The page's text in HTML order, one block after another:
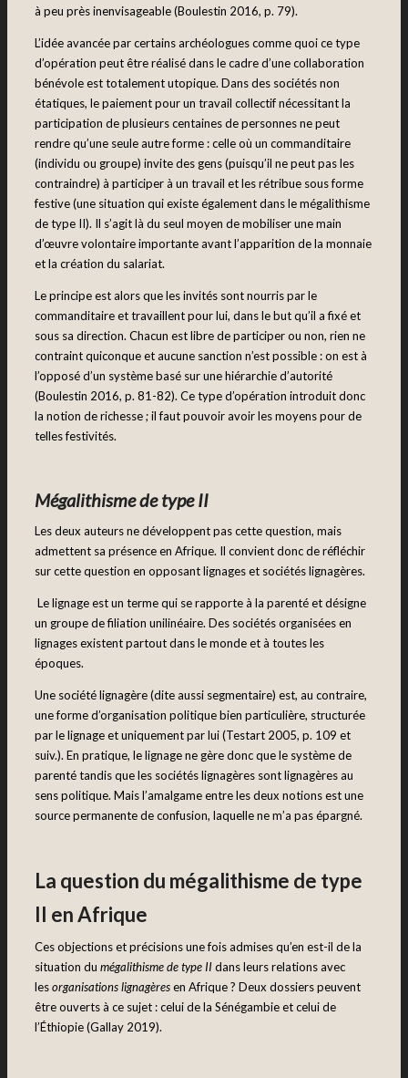
à peu près inenvisageable (Boulestin 2016, p. 79).
L’idée avancée par certains archéologues comme quoi ce type
d’opération peut être réalisé dans le cadre d’une collaboration
bénévole est totalement utopique. Dans des sociétés non
étatiques, le paiement pour un travail collectif nécessitant la
participation de plusieurs centaines de personnes ne peut
rendre qu’une seule autre forme : celle où un commanditaire
(individu ou groupe) invite des gens (puisqu’il ne peut pas les
contraindre) à participer à un travail et les rétribue sous forme
festive (une situation qui existe également dans le mégalithisme
de type II). Il s’agit là du seul moyen de mobiliser une main
d’œuvre volontaire importante avant l’apparition de la monnaie
et la création du salariat.
Le principe est alors que les invités sont nourris par le
commanditaire et travaillent pour lui, dans le but qu’il a fixé et
sous sa direction. Chacun est libre de participer ou non, rien ne
contraint quiconque et aucune sanction n’est possible : on est à
l’opposé d’un système basé sur une hiérarchie d’autorité
(Boulestin 2016, p. 81-82). Ce type d’opération introduit donc
la notion de richesse ; il faut pouvoir avoir les moyens pour de
telles festivités.
Mégalithisme de type II
Les deux auteurs ne développent pas cette question, mais
admettent sa présence en Afrique. Il convient donc de réfléchir
sur cette question en opposant lignages et sociétés lignagères.
Le lignage est un terme qui se rapporte à la parenté et désigne
un groupe de filiation unilinéaire. Des sociétés organisées en
lignages existent partout dans le monde et à toutes les
époques.
Une société lignagère (dite aussi segmentaire) est, au contraire,
une forme d’organisation politique bien particulière, structurée
par le lignage et uniquement par lui (Testart 2005, p. 109 et
suiv.). En pratique, le lignage ne gère donc que le système de
parenté tandis que les sociétés lignagères sont lignagères au
sens politique. Mais l’amalgame entre les deux notions est une
source permanente de confusion, laquelle ne m’a pas épargné.
La question du mégalithisme de type
II en Afrique
Ces objections et précisions une fois admises qu’en est-il de la
situation du mégalithisme de type IIdans leurs relations avec
lesorganisations lignagèresen Afrique ? Deux dossiers peuvent
être ouverts à ce sujet : celui de la Sénégambie et celui de
l’Éthiopie (Gallay 2019).